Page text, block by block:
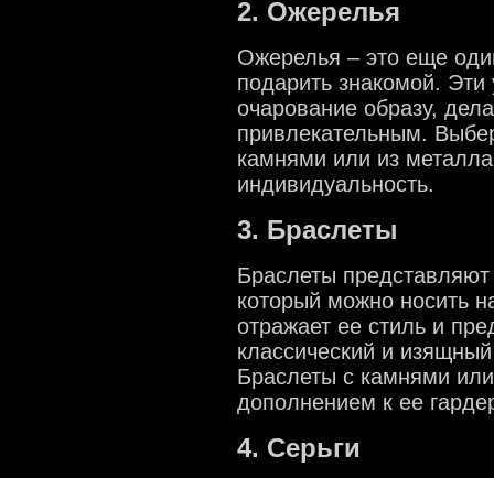
2. Ожерелья
Ожерелья – это еще
подарить знакомой.
очарование образу,
привлекательным.
камнями или из
индивидуальность.
3. Браслеты
Браслеты
который можно носить
отражает ее стиль и
классический и
Браслеты с камнями
дополнением к ее
4. Серьги